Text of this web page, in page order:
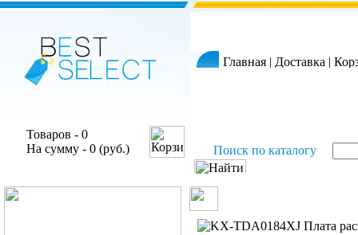
Главная | Доставка |
Товаров - 0
На сумму - 0 (руб.)
Поиск по каталогу